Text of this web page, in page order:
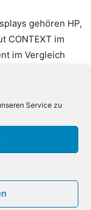
Service zu
gehören HP,
CONTEXT im
im Vergleich
hat sich
Analyst